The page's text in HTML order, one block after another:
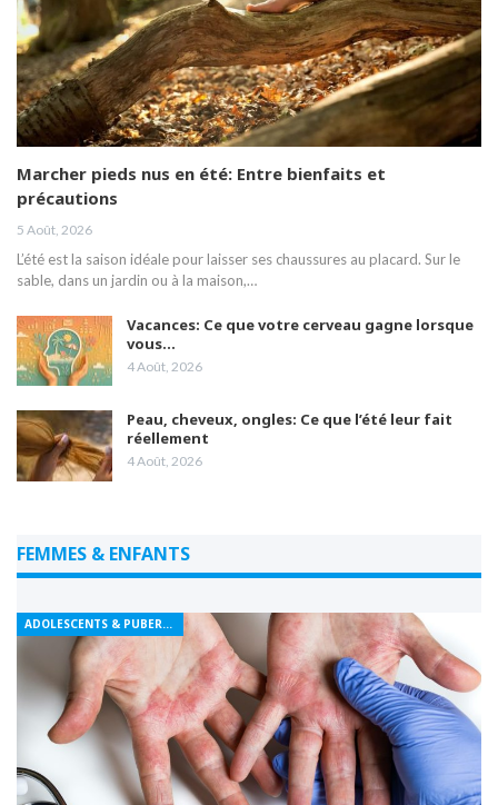
Marcher pieds nus en été: Entre bienfaits et
précautions
5 Août, 2026
L’été est la saison idéale pour laisser ses chaussures au placard. Sur le
sable, dans un jardin ou à la maison,…
Vacances: Ce que votre cerveau gagne lorsque
vous…
4 Août, 2026
Peau, cheveux, ongles: Ce que l’été leur fait
réellement
4 Août, 2026
FEMMES & ENFANTS
ADOLESCENTS & PUBERTÉ